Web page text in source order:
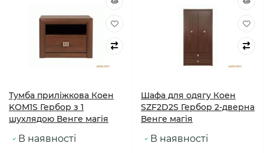
Тумба приліжкова Коен
KOM1S Гербор з 1
шухлядою Венге магія
В наявності
Шафа для одягу Коен
SZF2D2S Гербор 2-дверна
Венге магія
В наявності